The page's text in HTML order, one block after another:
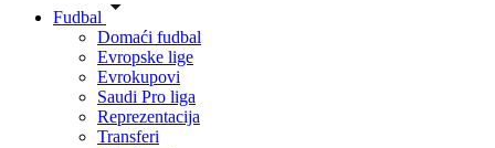
Fudbal
Domaći fudbal
Evropske lige
Evrokupovi
Saudi Pro liga
Reprezentacija
Transferi